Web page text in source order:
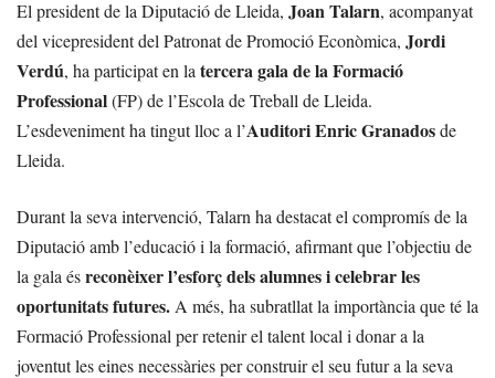
El president de la Diputació de Lleida, Joan Talarn, acompanyat
del vicepresident del Patronat de Promoció Econòmica, Jordi
Verdú, ha participat en la tercera gala de la Formació
Professional(FP) de l’Escola de Treball de Lleida.
L’esdeveniment ha tingut lloc a l’Auditori Enric Granadosde
Lleida.
Durant la seva intervenció, Talarn ha destacat el compromís de la
Diputació amb l’educació i la formació, afirmant que l’objectiu de
la gala ésreconèixer l’esforç dels alumnes i celebrar les
oportunitats futures. A més, ha subratllat la importància que té la
Formació Professional per retenir el talent local i donar a la
joventut les eines necessàries per construir el seu futur a la seva